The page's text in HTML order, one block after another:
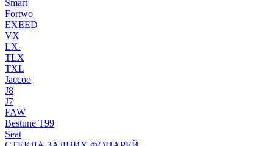
Smart
Fortwo
EXEED
VX
LX.
TLX
TXL
Jaecoo
J8
J7
FAW
Bestune T99
Seat